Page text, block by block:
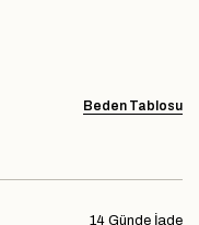
Beden Tablosu
14 Günde İade